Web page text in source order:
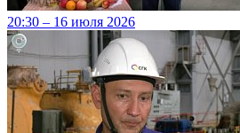
20:30 – 16 июля 2026